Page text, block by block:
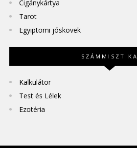
Cigánykártya
Tarot
Egyiptomi jóskövek
SZÁMMISZTIKA
Kalkulátor
Test és Lélek
Ezotéria